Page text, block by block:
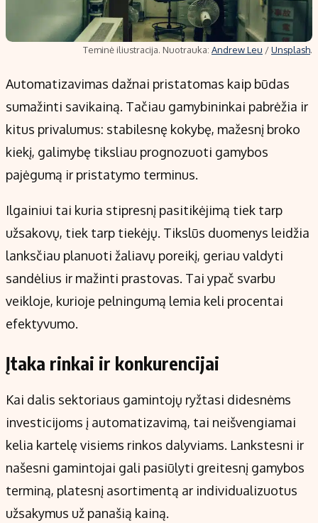
Teminė iliustracija. Nuotrauka: Andrew Leu /Unsplash.
Automatizavimas dažnai pristatomas kaip būdas
sumažinti savikainą. Tačiau gamybininkai pabrėžia ir
kitus privalumus: stabilesnę kokybę, mažesnį broko
kiekį, galimybę tiksliau prognozuoti gamybos
pajėgumą ir pristatymo terminus.
Ilgainiui tai kuria stipresnį pasitikėjimą tiek tarp
užsakovų, tiek tarp tiekėjų. Tikslūs duomenys leidžia
lanksčiau planuoti žaliavų poreikį, geriau valdyti
sandėlius ir mažinti prastovas. Tai ypač svarbu
veikloje, kurioje pelningumą lemia keli procentai
efektyvumo.
Įtaka rinkai ir konkurencijai
Kai dalis sektoriaus gamintojų ryžtasi didesnėms
investicijoms į automatizavimą, tai neišvengiamai
kelia kartelę visiems rinkos dalyviams. Lankstesni ir
našesni gamintojai gali pasiūlyti greitesnį gamybos
terminą, platesnį asortimentą ar individualizuotus
užsakymus už panašią kainą.